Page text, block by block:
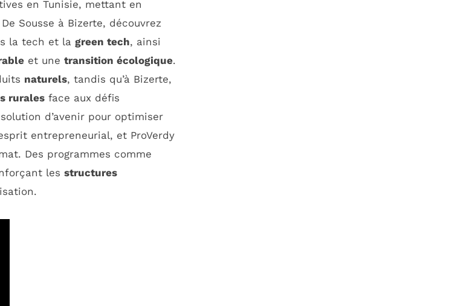
en Tunisie, mettant en
Sousse à Bizerte, découvrez
la tech et la green tech, ainsi
et une transition écologique.
naturels, tandis qu’à Bizerte,
rurales face aux défis
d’avenir pour optimiser
entrepreneurial, et ProVerdy
Des programmes comme
les structures